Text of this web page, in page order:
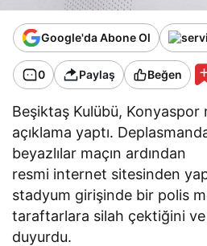
Google'da Abone Ol
0 Paylaş Beğen
Beşiktaş Kulübü, Konyaspor
açıklama yaptı.
beyazlılar maçın ardından
resmi internet sitesinden
stadyum girişinde bir polis
taraftarlara silah çektiğini ve
duyurdu.